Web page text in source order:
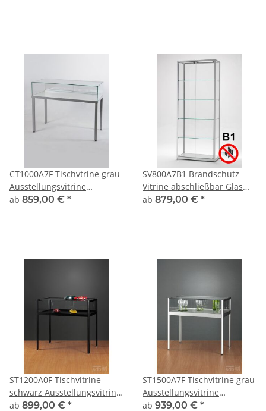
CT1000A7F Tischvtrine grau
Ausstellungsvitrine
Präsentationsvitrine Alu
ab 859,00 € *
SV800A7B1 Brandschutz
Vitrine abschließbar Glas
Alu Silber
ab 879,00 € *
ST1200A0F Tischvitrine
schwarz Ausstellungsvitrine
Präsentationsvitrine Alu
ab 899,00 € *
ST1500A7F Tischvitrine grau
Ausstellungsvitrine
Präsentationsvitrine Alu
ab 939,00 € *